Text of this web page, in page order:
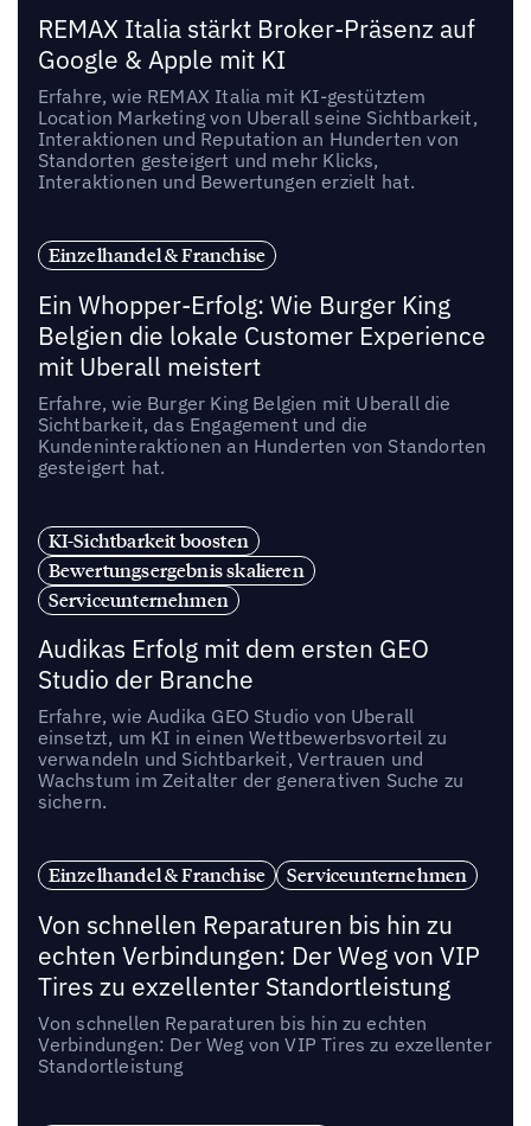
REMAX Italia stärkt Broker-Präsenz auf
Google & Apple mit KI
Erfahre, wie REMAX Italia mit KI-gestütztem
Location Marketing von Uberall seine Sichtbarkeit,
Interaktionen und Reputation an Hunderten von
Standorten gesteigert und mehr Klicks,
Interaktionen und Bewertungen erzielt hat.
Einzelhandel & Franchise
Ein Whopper-Erfolg: Wie Burger King
Belgien die lokale Customer Experience
mit Uberall meistert
Erfahre, wie Burger King Belgien mit Uberall die
Sichtbarkeit, das Engagement und die
Kundeninteraktionen an Hunderten von Standorten
gesteigert hat.
KI-Sichtbarkeit boosten
Bewertungsergebnis skalieren
Serviceunternehmen
Audikas Erfolg mit dem ersten GEO
Studio der Branche
Erfahre, wie Audika GEO Studio von Uberall
einsetzt, um KI in einen Wettbewerbsvorteil zu
verwandeln und Sichtbarkeit, Vertrauen und
Wachstum im Zeitalter der generativen Suche zu
sichern.
Einzelhandel & Franchise Serviceunternehmen
Von schnellen Reparaturen bis hin zu
echten Verbindungen: Der Weg von VIP
Tires zu exzellenter Standortleistung
Von schnellen Reparaturen bis hin zu echten
Verbindungen: Der Weg von VIP Tires zu exzellenter
Standortleistung